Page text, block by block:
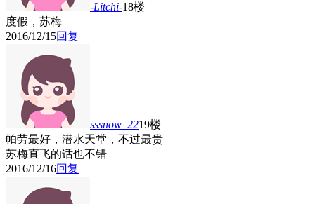
-Litchi-18楼
度假，苏梅
2016/12/15回复
sssnow_2219楼
帕劳最好，潜水天堂，不过最贵
苏梅直飞的话也不错
2016/12/16回复